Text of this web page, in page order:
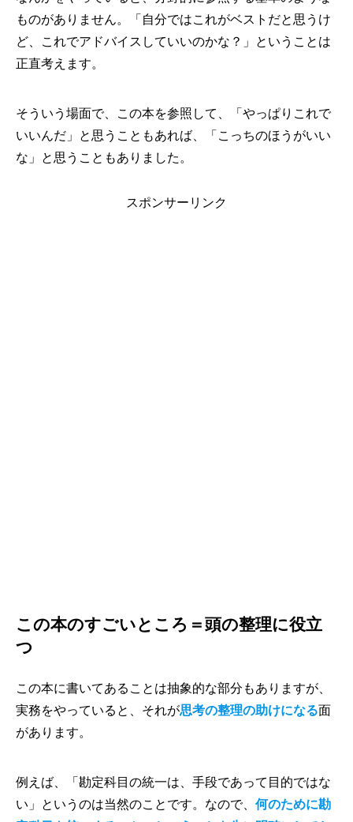
ものがありません。「自分ではこれがベストだと思うけ
ど、これでアドバイスしていいのかな？」ということは
正直考えます。
そういう場面で、この本を参照して、「やっぱりこれで
いいんだ」と思うこともあれば、「こっちのほうがいい
な」と思うこともありました。
スポンサーリンク
この本のすごいところ＝頭の整理に役立
つ
この本に書いてあることは抽象的な部分もありますが、
実務をやっていると、それが思考の整理の助けになる面
があります。
例えば、「勘定科目の統一は、手段であって目的ではな
い」というのは当然のことです。なので、 何のために勘